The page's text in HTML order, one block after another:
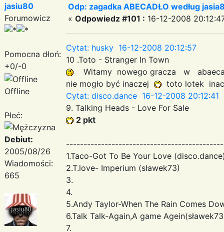
jasiu80
Forumowicz
Pomocna dłoń:
+0/-0
Offline
Płeć:
Debiut:
2005/08/26
Wiadomości:
665
Odp: zagadka ABECADŁO według
« Odpowiedz #101 : 16-12-2008
Cytat: husky 16-12-2008 20:12:57
10 .Toto - Stranger In Town
Witamy nowego gracza w
nie mogło być inaczej
toto lotek
Cytat: disco.dance 16-12-2008 20:12:41
9. Talking Heads - Love For Sale
2 pkt
1.Taco-Got To Be Your Love
2.T.love- Imperium (sławek73)
3.
4.
5.Andy Taylor-When The Rain Comes
6.Talk Talk-Again,A game
7.